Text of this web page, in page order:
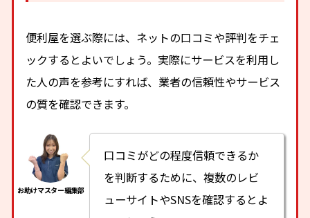
便利屋を選ぶ際には、ネットの口コミや評判をチェ
ックするとよいでしょう。実際にサービスを利用し
た人の声を参考にすれば、業者の信頼性やサービス
の質を確認できます。
口コミがどの程度信頼できるか
を判断するために、複数のレビ
ューサイトやSNSを確認するとよ